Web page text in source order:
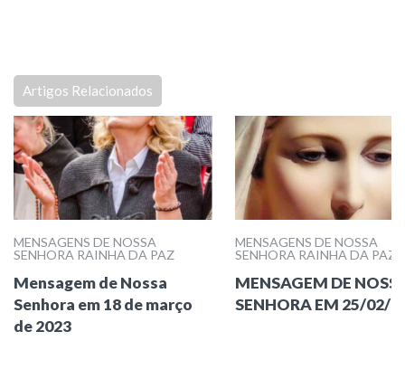
Artigos Relacionados
MENSAGENS DE NOSSA
SENHORA RAINHA DA PAZ
Mensagem de Nossa
Senhora em 18 de março
de 2023
MENSAGENS DE NOSSA
SENHORA RAINHA DA PAZ
MENSAGEM DE
SENHORA EM 25/02/